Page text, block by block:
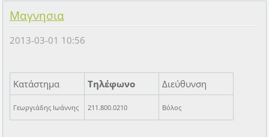
Μαγνησια
2013-03-01 10:56
Κατάστημα Τηλέφωνο Διεύθυνση
Γεωργιάδης Ιωάννης 211.800.0210 Βόλος